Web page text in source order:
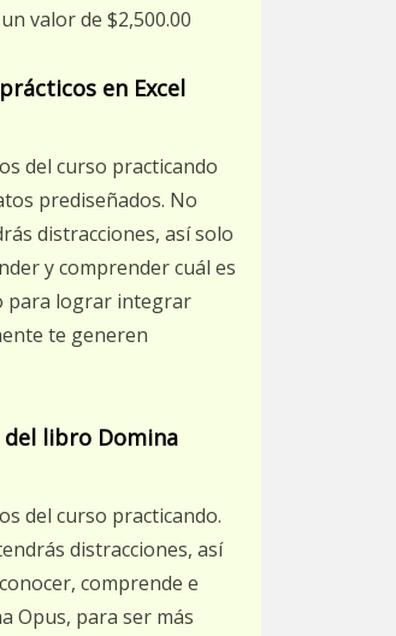
valor de $2,500.00
en Excel
del curso practicando
prediseñados. No
distracciones, así solo
y comprender cuál es
para lograr integrar
te generen
del libro Domina
del curso practicando.
distracciones, así
comprende e
Opus, para ser más